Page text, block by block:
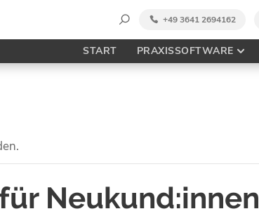
Suche
nach:
+49 3641 2694162
START PRAXISSOFTWARE
Neukund:innen